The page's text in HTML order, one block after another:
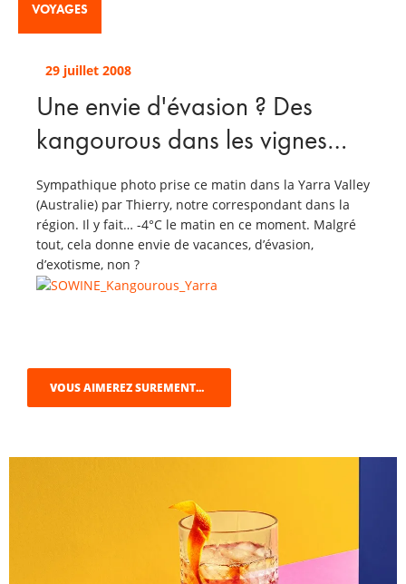
VOYAGES
29 juillet 2008
Une envie d'évasion ? Des
kangourous dans les vignes…
Sympathique photo prise ce matin dans la Yarra Valley
(Australie) par Thierry, notre correspondant dans la
région. Il y fait… -4°C le matin en ce moment. Malgré
tout, cela donne envie de vacances, d’évasion,
d’exotisme, non ?
VOUS AIMEREZ SUREMENT...